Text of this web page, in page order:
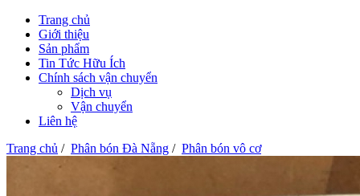
Trang chủ
Giới thiệu
Sản phẩm
Tin Tức Hữu Ích
Chính sách vận chuyển
Dịch vụ
Vận chuyển
Liên hệ
Trang chủ / Phân bón Đà Nẵng / Phân bón vô cơ